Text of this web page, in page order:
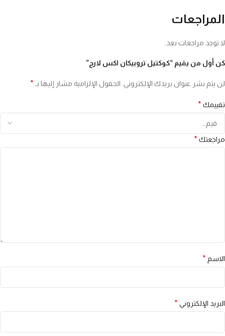
المراجعات
لا توجد مراجعات بعد.
كن أول من يقيم “كوكتيل تروبيكان اكس لارج”
لن يتم نشر عنوان بريدك الإلكتروني. الحقول الإلزامية مشار إليها بـ *
تقييمك *
مراجعتك *
الاسم *
البريد الإلكتروني *